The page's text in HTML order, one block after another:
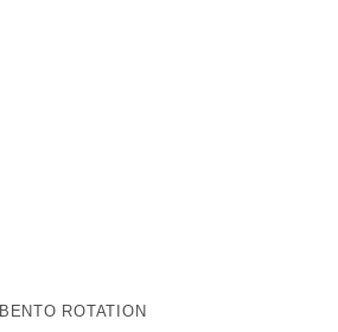
BENTO ROTATION